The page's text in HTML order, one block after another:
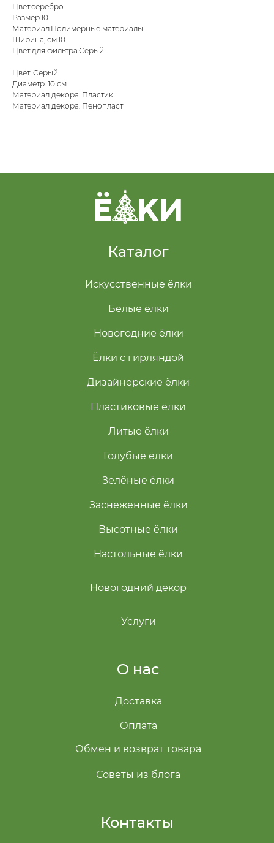
Цвет:серебро
Размер:10
Материал:Полимерные материалы
Ширина, см:10
Цвет для фильтра:Серый
Цвет: Серый
Диаметр: 10 см
Материал декора: Пластик
Материал декора: Пенопласт
О нас
Каталог
Контакты
Искусственные ёлки
Белые ёлки
Голубые ёлки
Зелёные ёлки
Доставка
Оплата
Обмен и возврат товара
Заснеженные ёлки
Советы из блога
Новогодние ёлки
Ёлки с гирляндой
Дизайнерские ёлки
Пластиковые ёлки
Литые ёлки
Высотные ёлки
Настольные ёлки
Услуги
Новогодний декор